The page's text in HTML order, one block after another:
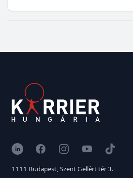
LinkedInFacebookInstagramYouTubeTikTok
1111 Budapest, Szent Gellért tér 3.